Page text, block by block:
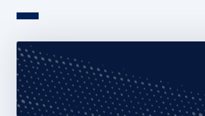
Airbus Defence and Space
Allianz gegen Desinformation
Web Story